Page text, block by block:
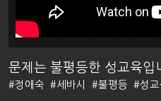
문제는 불평등한 성교육입
#정애숙#세바시#불평등#성